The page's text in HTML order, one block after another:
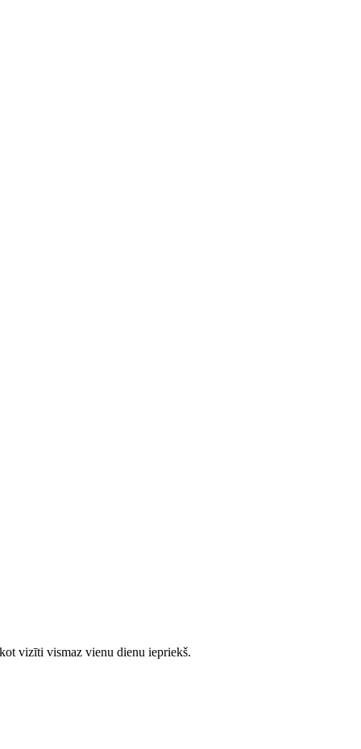
vizīti vismaz vienu dienu iepriekš.